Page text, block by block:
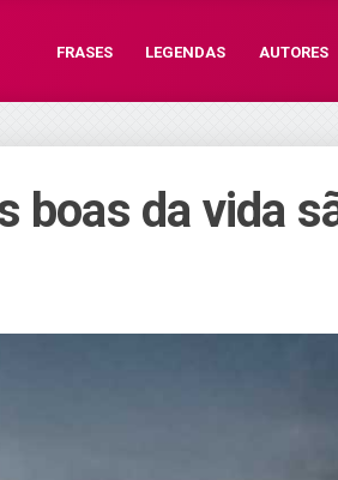
FRASES LEGENDAS AUTORES
boas da vida